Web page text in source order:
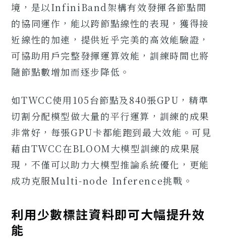
境，是以InfiniBand架構有效發揮各節點間
的協同運作，能以跨節點線性的表現，獲得接
近線性的加速，提供近乎完美的高效能驗證，
可協助用戶完整發揮運算效能，訓練時間也將
隨節點數增加而逐步降低。
如TWCC使用105台節點及840張GPU，精準
切割分配模型做大量的平行運算，訓練的成果
非常好，每張GPU卡都能跑到最大效能。可見
藉由TWCC在BLOOM大模型訓練的成果展
現，不僅可以助力大模型推論系統優化，更能
成功克服Multi-node Inference挑戰。
利用少數標註資料即可大幅提升效
能